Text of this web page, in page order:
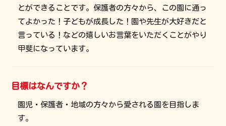
とができることです。保護者の方々から、この園に通っ
てよかった！子どもが成長した！園や先生が大好きだと
言っている！などの嬉しいお言葉をいただくことがやり
甲斐になっています。
目標はなんですか？
園児・保護者・地域の方々から愛される園を目指しま
す。